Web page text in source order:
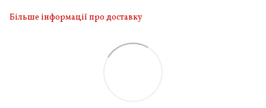
Більше інформації про доставку